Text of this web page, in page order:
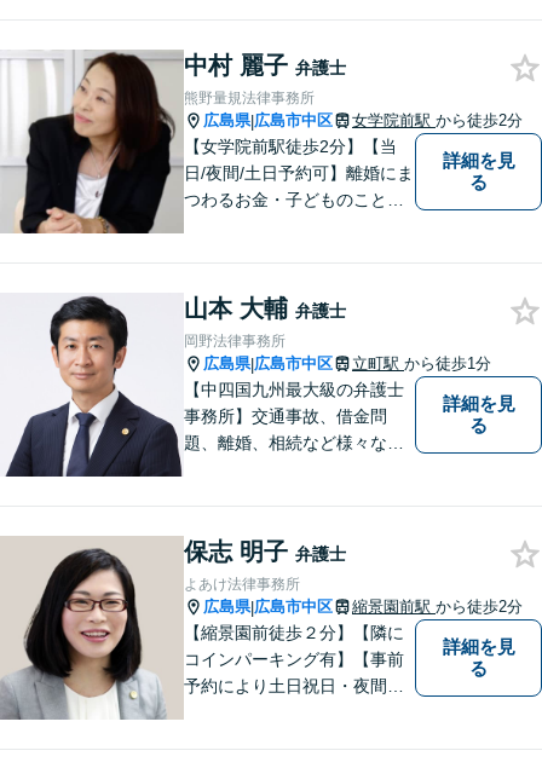
件、借金問題、消費者被害を
取り扱っております。
中村 麗子 弁護士
熊野量規法律事務所
広島県|広島市中区 女学院前駅 から徒歩2分
【女学院前駅徒歩2分】【当
日/夜間/土日予約可】離婚にま
つわるお金・子どものこと、
せください。丁寧にお話を伺
い、お一人おひとりに合った
解決方法を提案します。
詳細を見
る
山本 大輔 弁護士
岡野法律事務所
広島県|広島市中区 立町駅 から徒歩1分
【中四国九州最大級の弁護士
事務所】交通事故、借金問
題、離婚、相続など様々な問
い！
詳細を見
る
保志 明子 弁護士
よあけ法律事務所
広島県|広島市中区 縮景園前駅 から徒歩2分
【縮景園前徒歩２分】【隣に
コインパーキング有】【事前
予約により土日祝日・夜間の
詳細を見
る